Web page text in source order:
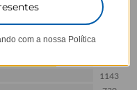
em 17.979 Avaliações
1143
com a nossa Política